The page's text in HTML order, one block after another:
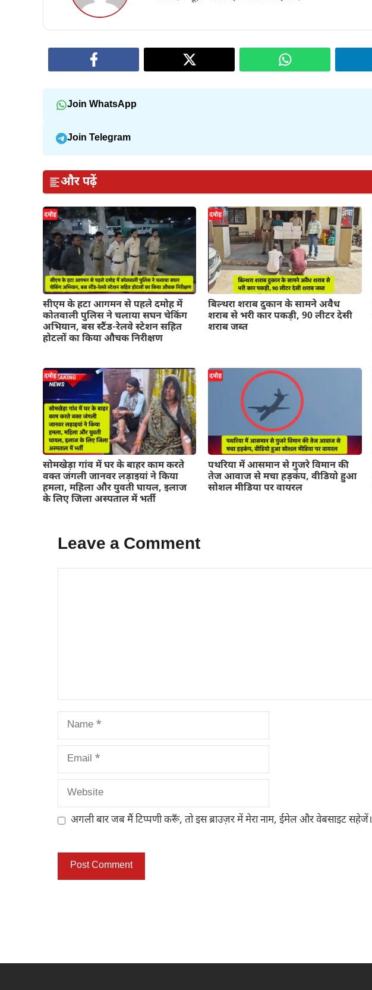
Join WhatsApp
Join Telegram
और पढ़ें
सीएम के हटा आगमन से पहले दमोह में
कोतवाली पुलिस ने चलाया सघन चेकिंग
अभियान, बस स्टैंड-रेलवे स्टेशन सहित
होटलों का किया औचक निरीक्षण
बिल्थरा शराब दुकान के सामने अवैध
शराब से भरी कार पकड़ी, 90 लीटर देसी
शराब जब्त
सोमखेड़ा गांव में घर के बाहर काम करते
वक्त जंगली जानवर लड़ाइयां ने किया
हमला, महिला और युवती घायल, इलाज
के लिए जिला अस्पताल में भर्ती
पथरिया में आसमान से गुजरे विमान की
तेज आवाज से मचा हड़कंप, वीडियो हुआ
सोशल मीडिया पर वायरल
Leave a Comment
Name
Email
Website
अगली बार जब मैं टिप्पणी करूँ, तो इस ब्राउज़र में मेरा नाम, ईमेल और वेबसाइट सहेजें।